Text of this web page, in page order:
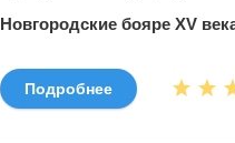
Новгородские бояре XV
Подробнее